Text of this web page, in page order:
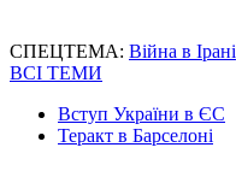
СПЕЦТЕМА: Війна в Ірані
ВСІ ТЕМИ
Вступ України в ЄС
Теракт в Барселоні